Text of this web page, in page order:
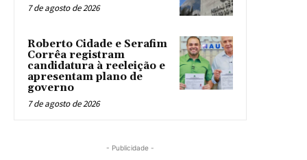
7 de agosto de 2026
Roberto Cidade e Serafim
Corrêa registram
candidatura à reeleição e
apresentam plano de
governo
7 de agosto de 2026
- Publicidade -